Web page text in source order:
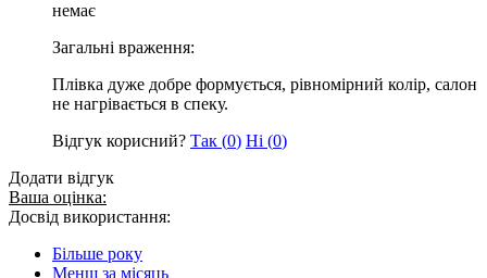
немає
Загальні враження:
Плівка дуже добре формується, рівномірний колір, салон
не нагрівається в спеку.
Відгук корисний? Так (0) Ні (0)
Додати відгук
Ваша оцінка:
Досвід використання:
Більше року
Менш за місяць